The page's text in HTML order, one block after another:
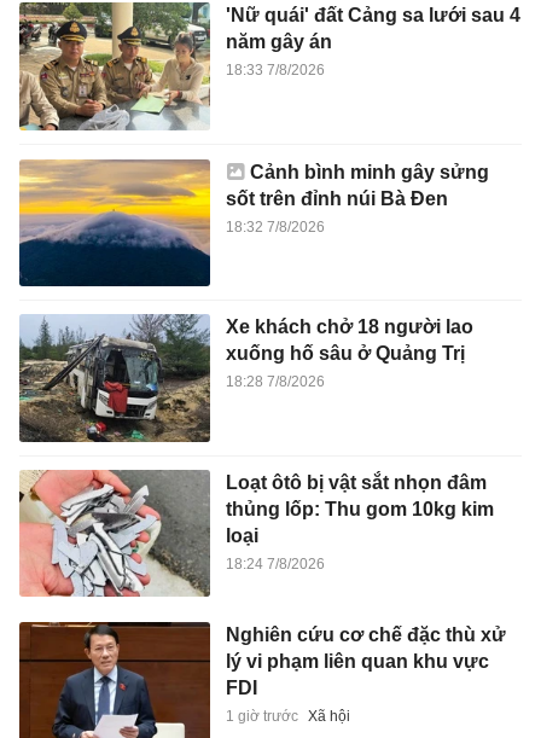
'Nữ quái' đất Cảng sa lưới sau 4
năm gây án
18:33 7/8/2026
Cảnh bình minh gây sửng
sốt trên đỉnh núi Bà Đen
18:32 7/8/2026
Xe khách chở 18 người lao
xuống hố sâu ở Quảng Trị
18:28 7/8/2026
Loạt ôtô bị vật sắt nhọn đâm
thủng lốp: Thu gom 10kg kim
loại
18:24 7/8/2026
Nghiên cứu cơ chế đặc thù xử
lý vi phạm liên quan khu vực
FDI
1 giờ trước Xã hội